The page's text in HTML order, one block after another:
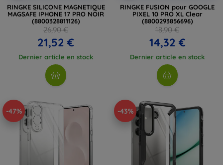
RINGKE SILICONE MAGNETIQUE
MAGSAFE IPHONE 17 PRO NOIR
(8800328811126)
26,90 €
21,52 €
Dernier article en stock
RINGKE FUSION pour GOOGLE
PIXEL 10 PRO XL Clear
(8800293856696)
18,90 €
14,32 €
Dernier article en stock
-47% -43%